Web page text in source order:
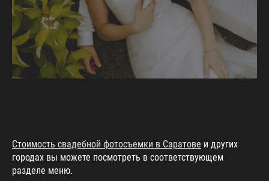
Стоимость свадебной фотосъемки в Саратове и других
городах вы можете посмотреть в соответствующем
разделе меню.